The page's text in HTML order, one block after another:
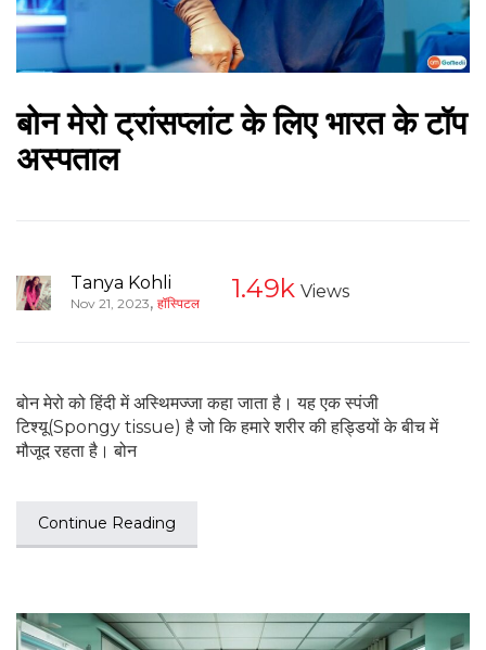
बोन मेरो ट्रांसप्लांट के लिए भारत के टॉप
अस्पताल
Tanya Kohli
Nov 21, 2023, हॉस्पिटल 1.49k Views
बोन मेरो को हिंदी में अस्थिमज्जा कहा जाता है। यह एक स्पंजी
टिश्यू(Spongy tissue) है जो कि हमारे शरीर की हड्डियों के बीच में
मौजूद रहता है। बोन
Continue Reading